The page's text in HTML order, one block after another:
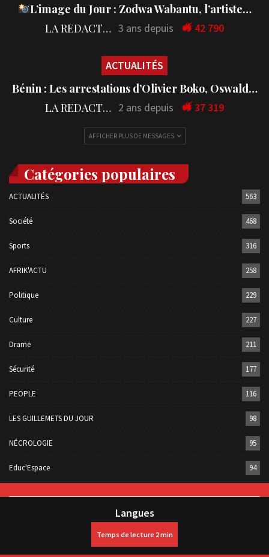
L’image du Jour : Zodwa Wabantu, l’artiste…
LA REDACTION 3 ans depuis 42 790
ACTUALITÉS
Bénin : Les arrestations d’Olivier Boko, Oswald…
LA REDACTION 2 ans depuis 37 319
AFFICHER PLUS DE MESSAGES
Catégories populaires
ACTUALITÉS 563
Société 468
Sports 316
AFRIK'ACTU 258
Politique 229
Culture 227
Drame 211
Sécurité 177
PEOPLE 116
LES GUILLEMETS DU JOUR 98
NÉCROLOGIE 95
Educ'Espace 94
Langues